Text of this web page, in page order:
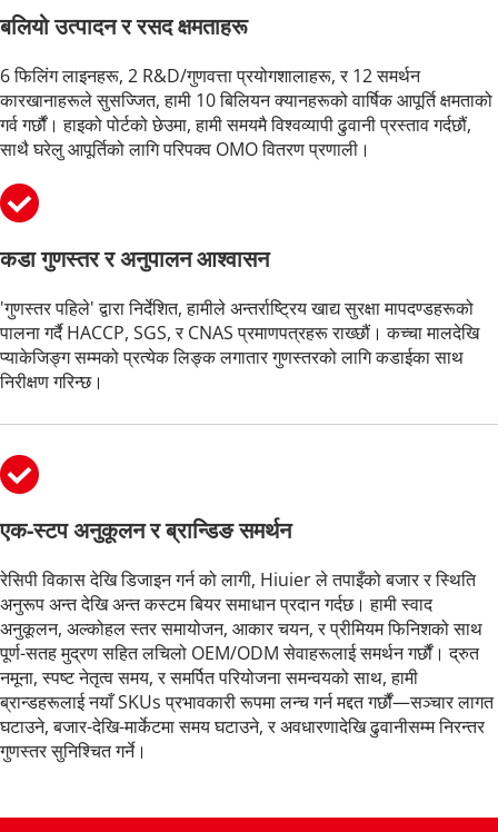
बलियो उत्पादन र रसद क्षमताहरू
6 फिलिंग लाइनहरू, 2 R&D/गुणवत्ता प्रयोगशालाहरू, र 12 समर्थन
कारखानाहरूले सुसज्जित, हामी 10 बिलियन क्यानहरूको वार्षिक आपूर्ति क्षमताको
गर्व गर्छौं। हाइको पोर्टको छेउमा, हामी समयमै विश्वव्यापी ढुवानी प्रस्ताव गर्दछौं,
साथै घरेलु आपूर्तिको लागि परिपक्व OMO वितरण प्रणाली।
कडा गुणस्तर र अनुपालन आश्वासन
'गुणस्तर पहिले' द्वारा निर्देशित, हामीले अन्तर्राष्ट्रिय खाद्य सुरक्षा मापदण्डहरूको
पालना गर्दै HACCP, SGS, र CNAS प्रमाणपत्रहरू राख्छौं। कच्चा मालदेखि
प्याकेजिङ्ग सम्मको प्रत्येक लिङ्क लगातार गुणस्तरको लागि कडाईका साथ
निरीक्षण गरिन्छ।
एक-स्टप अनुकूलन र ब्रान्डिङ समर्थन
रेसिपी विकास देखि डिजाइन गर्न को लागी, Hiuier ले तपाइँको बजार र स्थिति
अनुरूप अन्त देखि अन्त कस्टम बियर समाधान प्रदान गर्दछ। हामी स्वाद
अनुकूलन, अल्कोहल स्तर समायोजन, आकार चयन, र प्रीमियम फिनिशको साथ
पूर्ण-सतह मुद्रण सहित लचिलो OEM/ODM सेवाहरूलाई समर्थन गर्छौं। द्रुत
नमूना, स्पष्ट नेतृत्व समय, र समर्पित परियोजना समन्वयको साथ, हामी
ब्रान्डहरूलाई नयाँ SKUs प्रभावकारी रूपमा लन्च गर्न मद्दत गर्छौं—सञ्चार लागत
घटाउने, बजार-देखि-मार्केटमा समय घटाउने, र अवधारणादेखि ढुवानीसम्म निरन्तर
गुणस्तर सुनिश्चित गर्ने।